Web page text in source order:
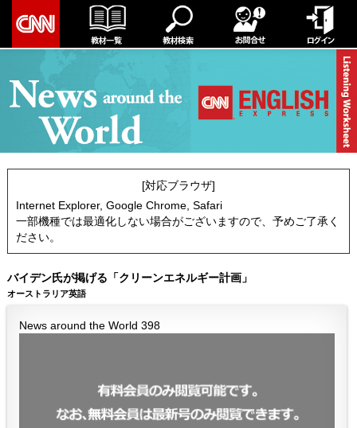
[対応ブラウザ]
Internet Explorer, Google Chrome, Safari
一部機種では最適化しない場合がございますので、予めご了承く
ださい。
バイデン氏が掲げる「クリーンエネルギー計画」
オーストラリア英語
News around the World 398